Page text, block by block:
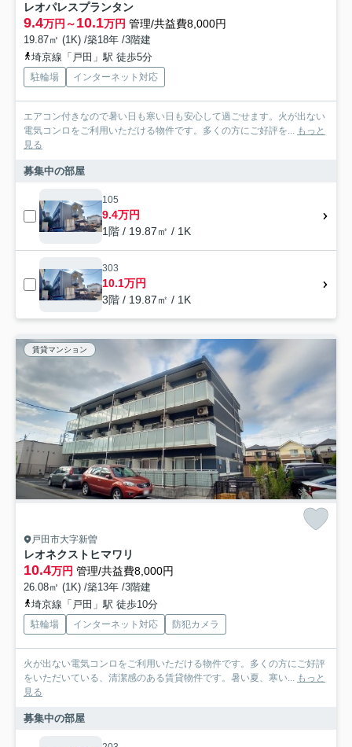
レオパレスプランタン
9.4万円～10.1万円 管理/共益費8,000円
19.87㎡ (1K) /築18年 /3階建
埼京線「戸田」駅 徒歩5分
駐輪場 インターネット対応
エアコン付きなので暑い日も寒い日も安心して過ごせます。火が出ない
電気コンロをご利用いただける物件です。多くの方にご好評を... もっと
見る
募集中の部屋
105
9.4万円
1階 / 19.87㎡ / 1K
303
10.1万円
3階 / 19.87㎡ / 1K
賃貸マンション
戸田市大字新曽
レオネクストヒマワリ
10.4万円 管理/共益費8,000円
26.08㎡ (1K) /築13年 /3階建
埼京線「戸田」駅 徒歩10分
駐輪場 インターネット対応 防犯カメラ
火が出ない電気コンロをご利用いただける物件です。多くの方にご好評
をいただいている、清潔感のある賃貸物件です。暑い夏、寒い... もっと
見る
募集中の部屋